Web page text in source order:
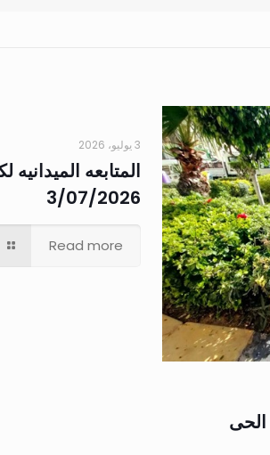
الحى
3 يوليو، 2026
المتابعه
3/07/2026
Read more